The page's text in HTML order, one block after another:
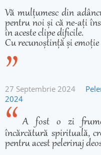
Vă mulțumesc din
pentru noi și că ne-ați
în aceste clipe dificile.
Cu recunoștință și
27 Septembrie 2024
2024
A fost o zi
încărcătură spirituală,
pentru acest pelerinaj